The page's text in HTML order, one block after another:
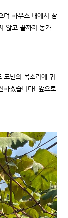
며 하우스 내에서 땀
않고 끝까지 농가
도민의 목소리에 귀
하겠습니다! 앞으로